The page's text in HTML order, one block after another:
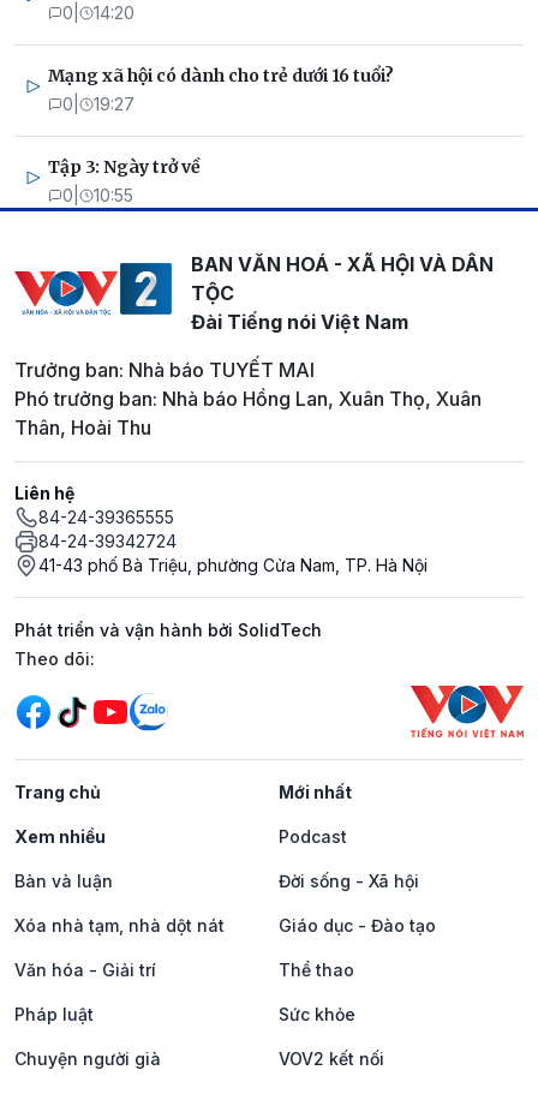
0 14:20
Mạng xã hội có dành cho trẻ dưới 16 tuổi?
0 19:27
Tập 3: Ngày trở về
0 10:55
BAN VĂN HOÁ - XÃ HỘI VÀ DÂN
TỘC
Đài Tiếng nói Việt Nam
Trưởng ban: Nhà báo TUYẾT MAI
Phó trưởng ban: Nhà báo Hồng Lan, Xuân Thọ, Xuân
Thân, Hoài Thu
Liên hệ
84-24-39365555
84-24-39342724
41-43 phố Bà Triệu, phường Cửa Nam, TP. Hà Nội
Phát triển và vận hành bởi SolidTech
Mạng xã hội
Theo dõi:
Trang chủ Mới nhất
Xem nhiều Podcast
Bàn và luận Đời sống - Xã hội
Xóa nhà tạm, nhà dột nát Giáo dục - Đào tạo
Văn hóa - Giải trí Thể thao
Pháp luật Sức khỏe
Chuyện người già VOV2 kết nối